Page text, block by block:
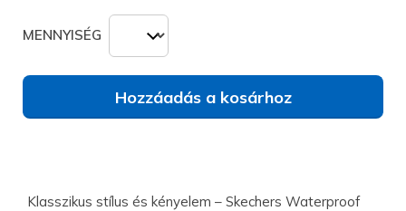
MENNYISÉG
Hozzáadás a kosárhoz
Klasszikus stílus és kényelem – Skechers Waterproof